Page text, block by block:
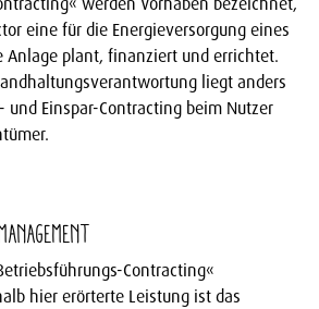
eine für die Energieversorgung eines
Anlage plant, finanziert und errichtet.
liegt anders
und Einspar-Contracting beim Nutzer
Contracting«
hier erörterte Leistung ist das